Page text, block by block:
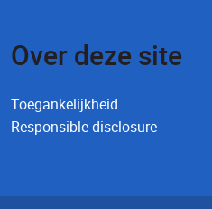
Over deze site
Toegankelijkheid
Responsible disclosure